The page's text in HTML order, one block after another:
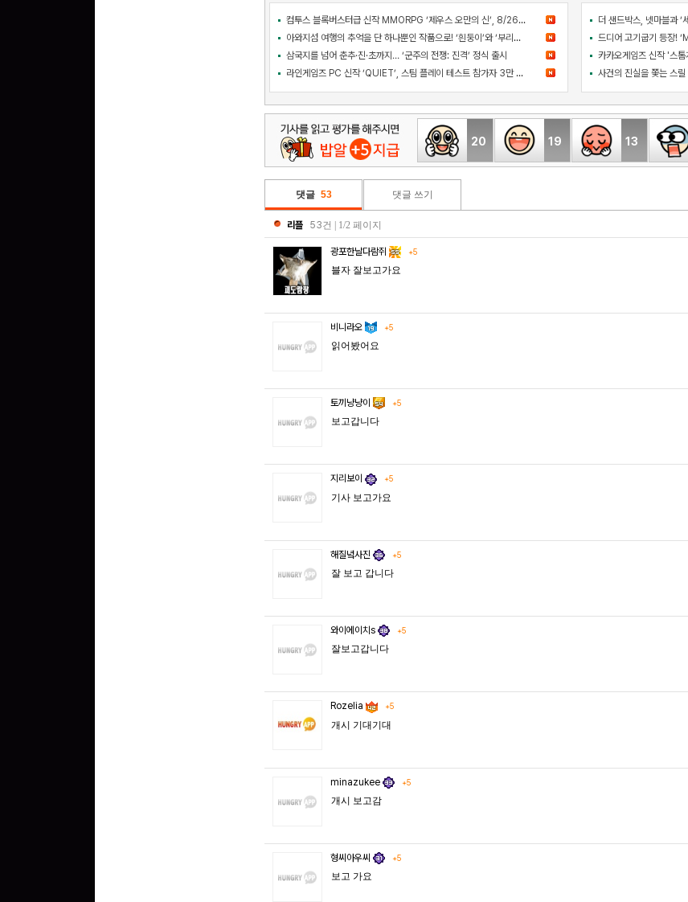
컴투스 블록버스터급 신작 MMORPG ‘제우스 오만의 신’, 8/26 출시
아와지섬 여행의 추억을 단 하나뿐인 작품으로! ‘흰둥이’와 ‘부리부리대마왕’의 오리지널 도기 색칠 체험 등장
삼국지를 넘어 춘추·진·초까지… ‘군주의 전쟁: 진격’ 정식 출시
라인게임즈 PC 신작 ‘QUIET’, 스팀 플레이 테스트 참가자 3만 명 돌파
20 19 13
댓글 53 댓글 쓰기
리플 53건 | 1/2 페이지
광포한날다람쥐 +5
블자 잘보고가요
비니라오 +5
읽어봤어요
토끼냥냥이 +5
보고갑니다
지리보이 +5
기사 보고가요
해질녘사진 +5
잘 보고 갑니다
와이에이치s +5
잘보고갑니다
Rozelia +5
개시 기대기대
minazukee +5
개시 보고감
형씨아우씨 +5
보고 가요